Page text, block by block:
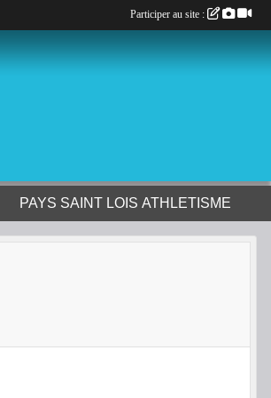
PAYS SAINT LOIS ATHLETISME
Participer au site :